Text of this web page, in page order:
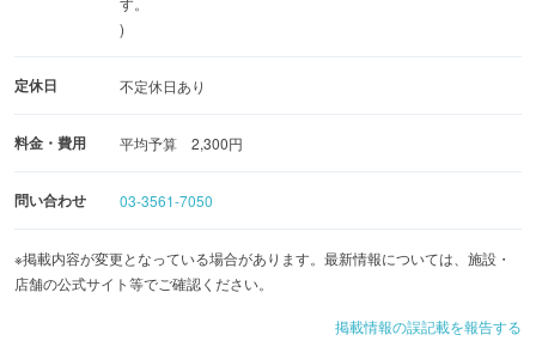
)
定休日 不定休日あり
料金・費用 平均予算 2,300円
問い合わせ 03-3561-7050
※掲載内容が変更となっている場合があります。最新情報については、施設・
店舗の公式サイト等でご確認ください。
掲載情報の誤記載を報告する